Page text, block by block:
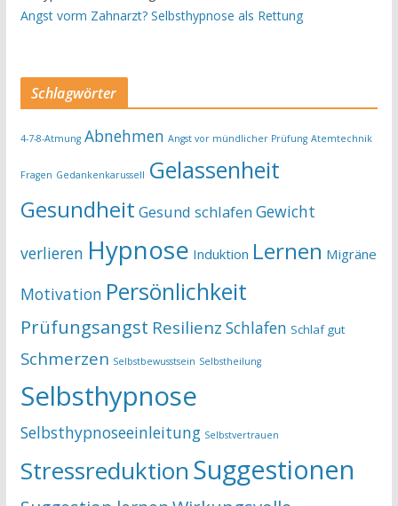
Angst vorm Zahnarzt? Selbsthypnose als Rettung
Schlagwörter
4-7-8-Atmung Abnehmen Angst vor mündlicher Prüfung Atemtechnik
Fragen Gedankenkarussell Gelassenheit
Gesundheit Gesund schlafen Gewicht
verlieren Hypnose Induktion Lernen Migräne
Motivation Persönlichkeit
Prüfungsangst Resilienz Schlafen Schlaf gut
Schmerzen Selbstbewusstsein Selbstheilung
Selbsthypnose
Selbsthypnoseeinleitung Selbstvertrauen
StressreduktionSuggestionen